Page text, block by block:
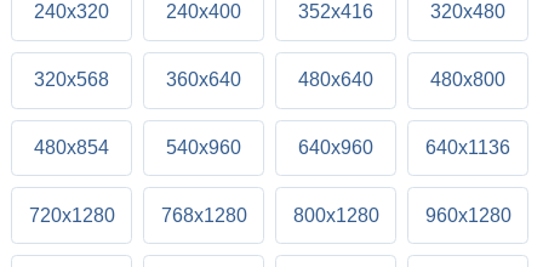
240x320 240x400 352x416 320x480
320x568 360x640 480x640 480x800
480x854 540x960 640x960 640x1136
720x1280 768x1280 800x1280 960x1280